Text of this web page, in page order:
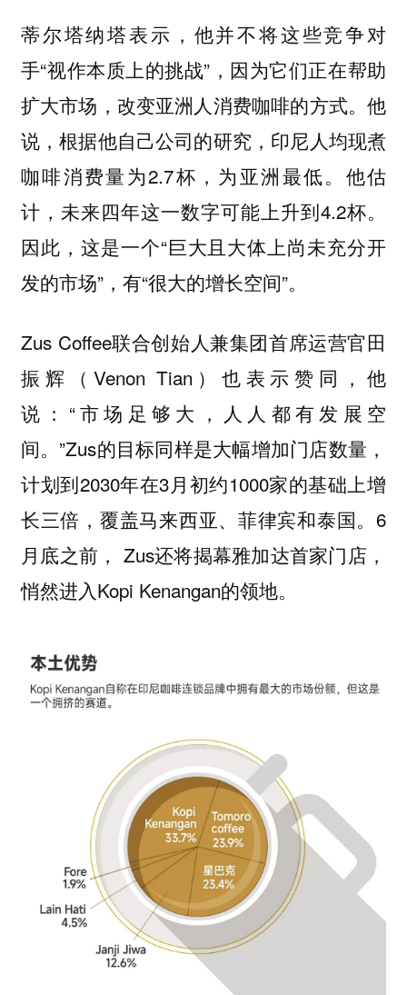
蒂尔塔纳塔表示，他并不将这些竞争对
手“视作本质上的挑战”，因为它们正在帮助
扩大市场，改变亚洲人消费咖啡的方式。他
说，根据他自己公司的研究，印尼人均现煮
咖啡消费量为2.7杯，为亚洲最低。他估
计，未来四年这一数字可能上升到4.2杯。
因此，这是一个“巨大且大体上尚未充分开
发的市场”，有“很大的增长空间”。
Zus Coffee联合创始人兼集团首席运营官田
振辉（Venon Tian）也表示赞同，他
说：“市场足够大，人人都有发展空
间。”Zus的目标同样是大幅增加门店数量，
计划到2030年在3月初约1000家的基础上增
长三倍，覆盖马来西亚、菲律宾和泰国。6
月底之前， Zus还将揭幕雅加达首家门店，
悄然进入Kopi Kenangan的领地。